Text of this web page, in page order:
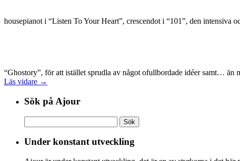
housepianot i “Listen To Your Heart”, crescendot i “101”, den intensiva
“Ghostory”, för att istället sprudla av något ofullbordade idéer samt… än
Läs vidare →
Sök på Ajour
efter:
Under konstant utveckling